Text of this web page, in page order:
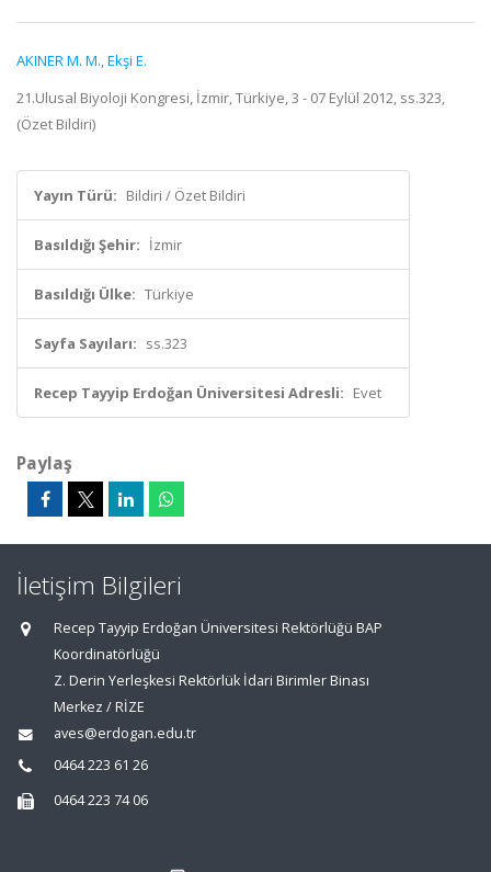
AKINER M. M.,Ekşi E.
21.Ulusal Biyoloji Kongresi, İzmir, Türkiye, 3 - 07 Eylül 2012, ss.323,
(Özet Bildiri)
Yayın Türü: Bildiri / Özet Bildiri
Basıldığı Şehir: İzmir
Basıldığı Ülke: Türkiye
Sayfa Sayıları: ss.323
Recep Tayyip Erdoğan Üniversitesi Adresli: Evet
Paylaş
İletişim Bilgileri
Recep Tayyip Erdoğan Üniversitesi Rektörlüğü BAP
Koordinatörlüğü
Z. Derin Yerleşkesi Rektörlük İdari Birimler Binası
Merkez / RİZE
aves@erdogan.edu.tr
0464 223 61 26
0464 223 74 06